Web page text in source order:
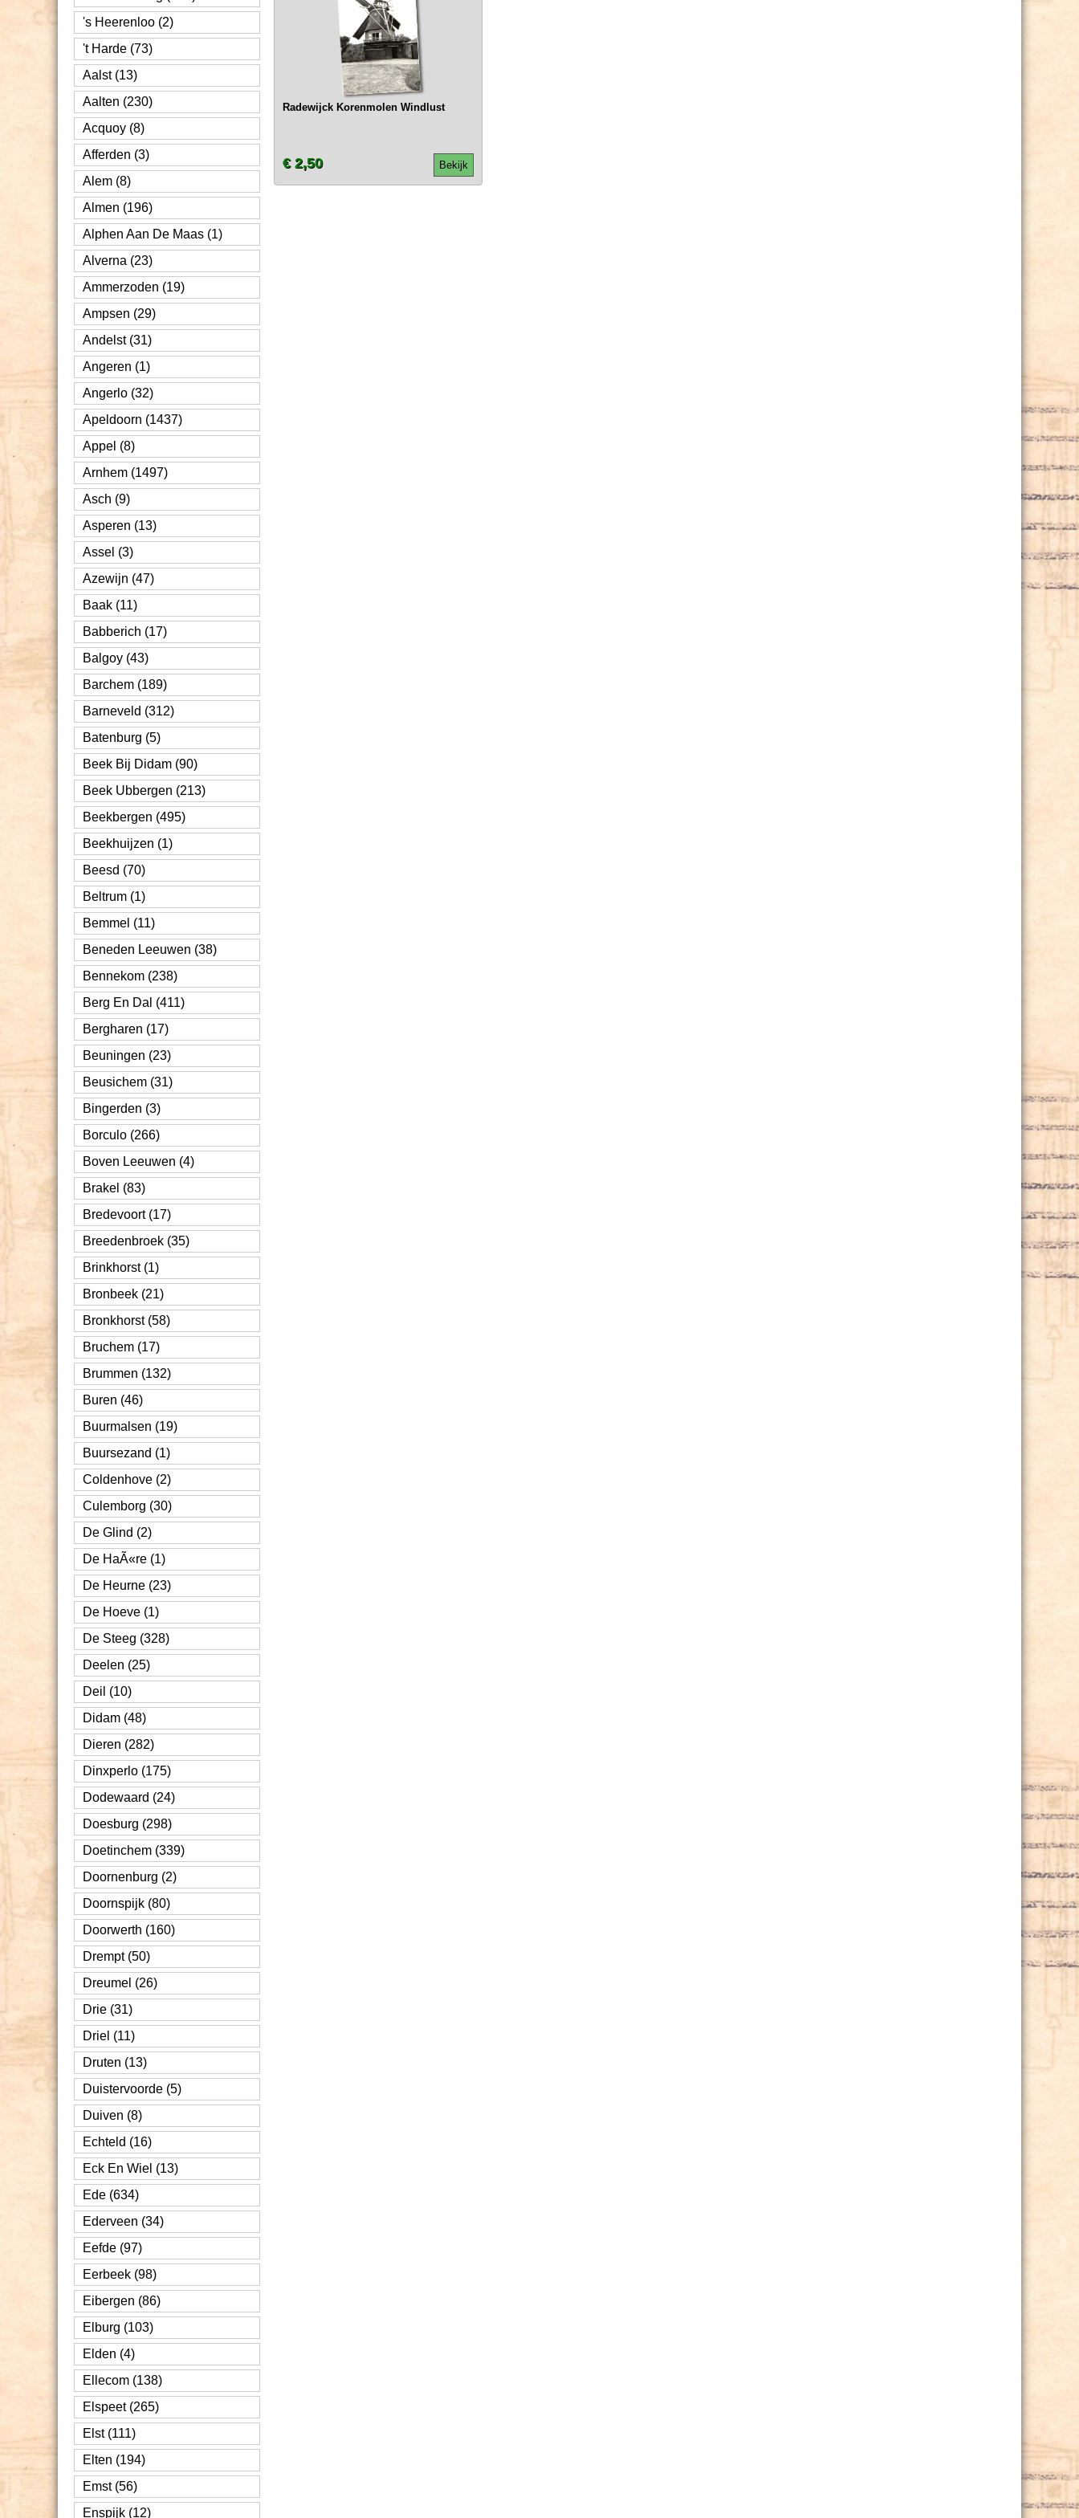
's Heerenloo (2)
't Harde (73)
Aalst (13)
Aalten (230)
Acquoy (8)
Afferden (3)
Alem (8)
Almen (196)
Alphen Aan De Maas (1)
Alverna (23)
Ammerzoden (19)
Ampsen (29)
Andelst (31)
Angeren (1)
Angerlo (32)
Apeldoorn (1437)
Appel (8)
Arnhem (1497)
Asch (9)
Asperen (13)
Assel (3)
Azewijn (47)
Baak (11)
Babberich (17)
Balgoy (43)
Barchem (189)
Barneveld (312)
Batenburg (5)
Beek Bij Didam (90)
Beek Ubbergen (213)
Beekbergen (495)
Beekhuijzen (1)
Beesd (70)
Beltrum (1)
Bemmel (11)
Beneden Leeuwen (38)
Bennekom (238)
Berg En Dal (411)
Bergharen (17)
Beuningen (23)
Beusichem (31)
Bingerden (3)
Borculo (266)
Boven Leeuwen (4)
Brakel (83)
Bredevoort (17)
Breedenbroek (35)
Brinkhorst (1)
Bronbeek (21)
Bronkhorst (58)
Bruchem (17)
Brummen (132)
Buren (46)
Buurmalsen (19)
Buursezand (1)
Coldenhove (2)
Culemborg (30)
De Glind (2)
De HaÃ«re (1)
De Heurne (23)
De Hoeve (1)
De Steeg (328)
Deelen (25)
Deil (10)
Didam (48)
Dieren (282)
Dinxperlo (175)
Dodewaard (24)
Doesburg (298)
Doetinchem (339)
Doornenburg (2)
Doornspijk (80)
Doorwerth (160)
Drempt (50)
Dreumel (26)
Drie (31)
Driel (11)
Druten (13)
Duistervoorde (5)
Duiven (8)
Echteld (16)
Eck En Wiel (13)
Ede (634)
Ederveen (34)
Eefde (97)
Eerbeek (98)
Eibergen (86)
Elburg (103)
Elden (4)
Ellecom (138)
Elspeet (265)
Elst (111)
Elten (194)
Emst (56)
Enspijk (12)
Radewijck Korenmolen Windlust
Bekijk
€ 2,50